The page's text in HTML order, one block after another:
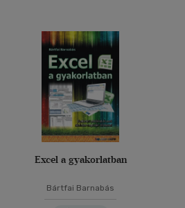
Excel a gyakorlatban
Bártfai Barnabás